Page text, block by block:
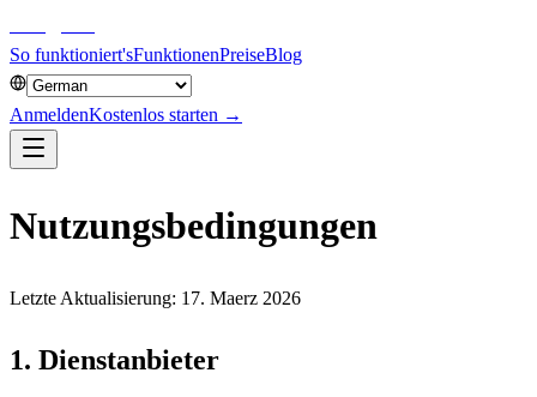
So funktioniert'sFunktionenPreiseBlog
AnmeldenKostenlos starten →
Nutzungsbedingungen
Letzte Aktualisierung: 17. Maerz 2026
1. Dienstanbieter